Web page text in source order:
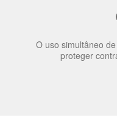
O uso simultâneo
proteger